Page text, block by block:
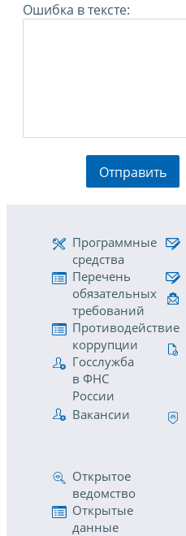
Ошибка в тексте:
Отправить
Программные
средства
Перечень
обязательных
требований
Противодействие
коррупции
Госслужба
в ФНС
России
Вакансии
Открытое
ведомство
Открытые
данные